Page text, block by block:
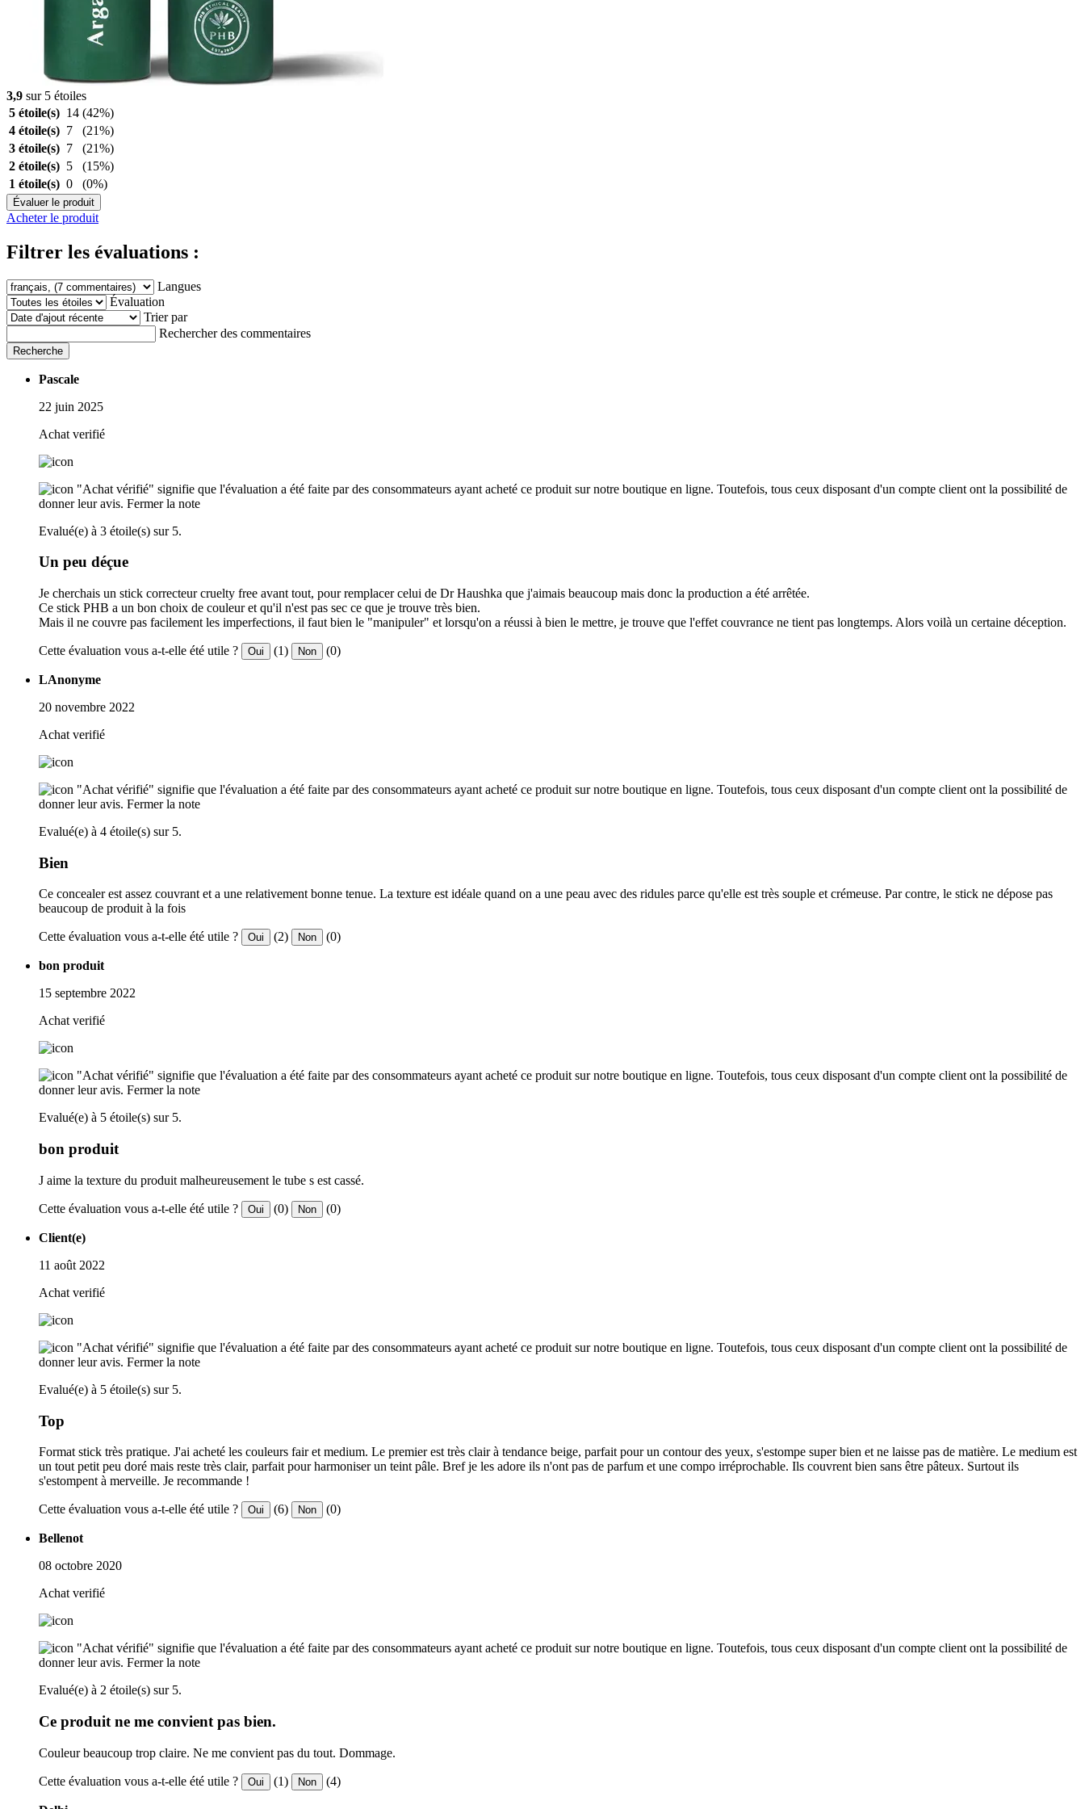
3,9 sur 5 étoiles
5 étoile(s) 14 (42%)
4 étoile(s) 7
(21%)
3 étoile(s) 7
(21%)
2 étoile(s) 5
(15%)
1 étoile(s) 0 (0%)
Évaluer le produit
Acheter le produit
Filtrer les évaluations :
Langues
Évaluation
Trier par
Rechercher des commentaires
Recherche
Pascale
22 juin 2025
Achat verifié
"Achat vérifié" signifie que l'évaluation a été faite par des consommateurs ayant acheté ce produit sur notre boutique en ligne. Toutefois, tous ceux disposant d'un compte client ont la possibilité de
donner leur avis. Fermer la note
Evalué(e) à 3 étoile(s) sur 5.
Un peu déçue
Je cherchais un stick correcteur cruelty free avant tout, pour remplacer celui de Dr Haushka que j'aimais beaucoup mais donc la production a été arrêtée.
Ce stick PHB a un bon choix de couleur et qu'il n'est pas sec ce que je trouve très bien.
Mais il ne couvre pas facilement les imperfections, il faut bien le "manipuler" et lorsqu'on a réussi à bien le mettre, je trouve que l'effet couvrance ne tient pas longtemps. Alors voilà un certaine déception.
Cette évaluation vous a-t-elle été utile ? Oui (1) Non (0)
LAnonyme
20 novembre 2022
Achat verifié
"Achat vérifié" signifie que l'évaluation a été faite par des consommateurs ayant acheté ce produit sur notre boutique en ligne. Toutefois, tous ceux disposant d'un compte client ont la possibilité de
donner leur avis. Fermer la note
Evalué(e) à 4 étoile(s) sur 5.
Bien
Ce concealer est assez couvrant et a une relativement bonne tenue. La texture est idéale quand on a une peau avec des ridules parce qu'elle est très souple et crémeuse. Par contre, le stick ne dépose pas
beaucoup de produit à la fois
Cette évaluation vous a-t-elle été utile ? Oui (2) Non (0)
bon produit
15 septembre 2022
Achat verifié
"Achat vérifié" signifie que l'évaluation a été faite par des consommateurs ayant acheté ce produit sur notre boutique en ligne. Toutefois, tous ceux disposant d'un compte client ont la possibilité de
donner leur avis. Fermer la note
Evalué(e) à 5 étoile(s) sur 5.
bon produit
J aime la texture du produit malheureusement le tube s est cassé.
Cette évaluation vous a-t-elle été utile ? Oui (0) Non (0)
Client(e)
11 août 2022
Achat verifié
"Achat vérifié" signifie que l'évaluation a été faite par des consommateurs ayant acheté ce produit sur notre boutique en ligne. Toutefois, tous ceux disposant d'un compte client ont la possibilité de
donner leur avis. Fermer la note
Evalué(e) à 5 étoile(s) sur 5.
Top
Format stick très pratique. J'ai acheté les couleurs fair et medium. Le premier est très clair à tendance beige, parfait pour un contour des yeux, s'estompe super bien et ne laisse pas de matière. Le medium est
un tout petit peu doré mais reste très clair, parfait pour harmoniser un teint pâle. Bref je les adore ils n'ont pas de parfum et une compo irréprochable. Ils couvrent bien sans être pâteux. Surtout ils
s'estompent à merveille. Je recommande !
Cette évaluation vous a-t-elle été utile ? Oui (6) Non (0)
Bellenot
08 octobre 2020
Achat verifié
"Achat vérifié" signifie que l'évaluation a été faite par des consommateurs ayant acheté ce produit sur notre boutique en ligne. Toutefois, tous ceux disposant d'un compte client ont la possibilité de
donner leur avis. Fermer la note
Evalué(e) à 2 étoile(s) sur 5.
Ce produit ne me convient pas bien.
Couleur beaucoup trop claire. Ne me convient pas du tout. Dommage.
Cette évaluation vous a-t-elle été utile ? Oui (1) Non (4)